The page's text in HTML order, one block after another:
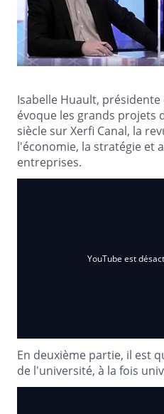
Isabelle Huault,
évoque les grands projets
siècle sur Xerfi Canal, la
l'économie, la stratégie et
entreprises.
YouTube est
En deuxième partie, il est
de l'université, à la fois